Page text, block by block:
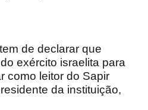
de declarar que
exército israelita para
como leitor do Sapir
da instituição,